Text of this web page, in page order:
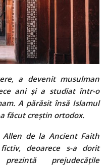
a devenit musulman
ani și a studiat într-o
A părăsit însă Islamul
făcut creștin ortodox.
de la Ancient Faith
deoarece s-a dorit
prejudecățile